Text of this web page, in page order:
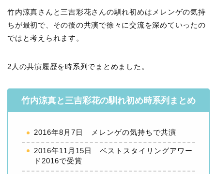
竹内涼真さんと三吉彩花さんの馴れ初めはメレンゲの気持
ちが最初で、その後の共演で徐々に交流を深めていったの
ではと考えられます。
2人の共演履歴を時系列でまとめました。
竹内涼真と三吉彩花の馴れ初め時系列まとめ
2016年8月7日 メレンゲの気持ちで共演
2016年11月15日 ベストスタイリングアワー
ド2016で受賞